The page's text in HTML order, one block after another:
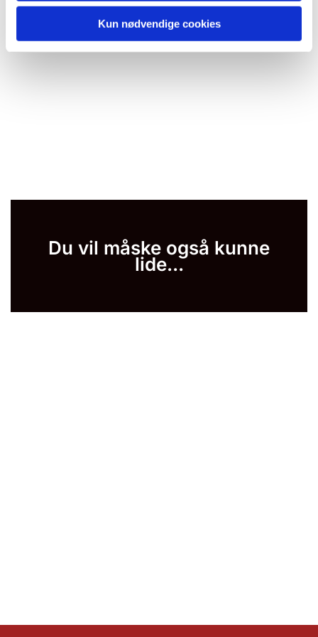
Kun nødvendige cookies
Du vil måske også kunne
lide...